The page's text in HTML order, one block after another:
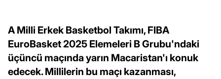
A Milli Erkek Basketbol Takımı, FIBA
EuroBasket 2025 Elemeleri B Grubu'ndaki
üçüncü maçında yarın Macaristan'ı konuk
edecek. Millilerin bu maçı kazanması,